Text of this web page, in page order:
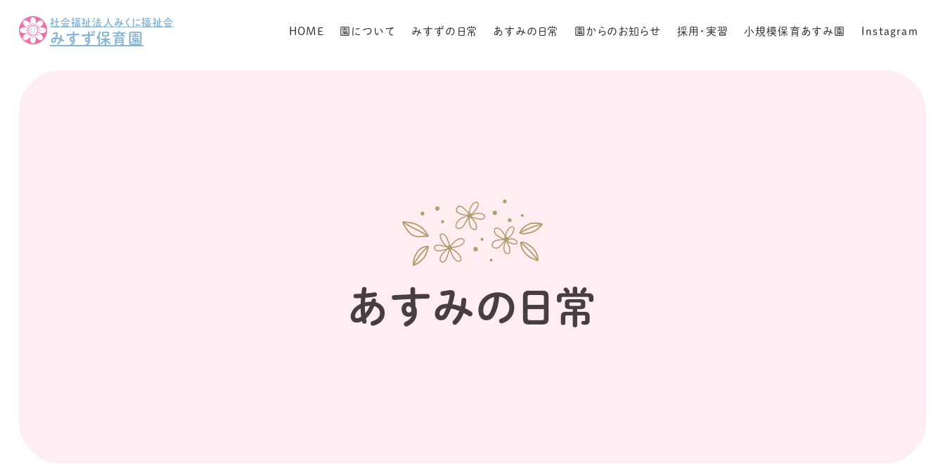
社会福祉法人みくに福祉会
みすず保育園 HOME 園について みすずの日常 あすみの日常 園からのお知らせ 採用・実習 小規模保育あすみ園 Instagram
あすみの日常